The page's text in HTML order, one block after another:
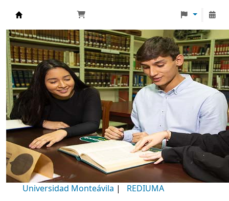
Biblioteca Universidad Monteávila
Universidad Monteávila | REDIUMA